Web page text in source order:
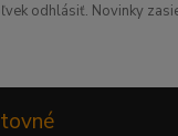
odhlásiť. Novinky